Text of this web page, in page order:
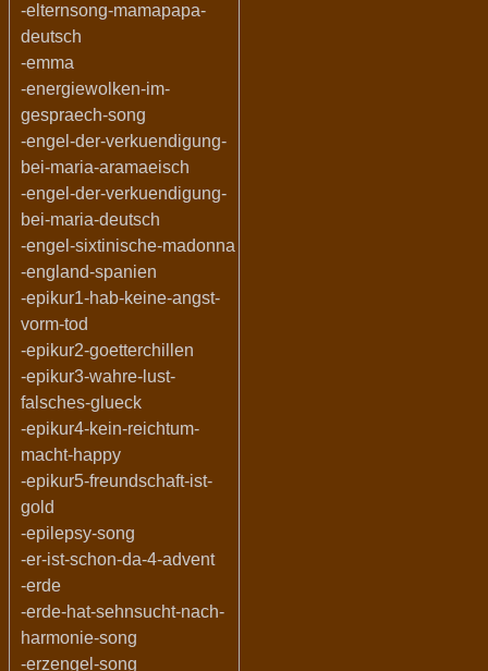
-elternsong-mamapapa-
deutsch
-emma
-energiewolken-im-
gespraech-song
-engel-der-verkuendigung-
bei-maria-aramaeisch
-engel-der-verkuendigung-
bei-maria-deutsch
-engel-sixtinische-madonna
-england-spanien
-epikur1-hab-keine-angst-
vorm-tod
-epikur2-goetterchillen
-epikur3-wahre-lust-
falsches-glueck
-epikur4-kein-reichtum-
macht-happy
-epikur5-freundschaft-ist-
gold
-epilepsy-song
-er-ist-schon-da-4-advent
-erde
-erde-hat-sehnsucht-nach-
harmonie-song
-erzengel-song